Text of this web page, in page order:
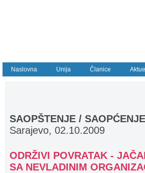
Naslovna Unija Članice
SAOPŠTENJE / SAOPĆENJE
Sarajevo, 02.10.2009
ODRŽIVI POVRATAK -
SA NEVLADINIM